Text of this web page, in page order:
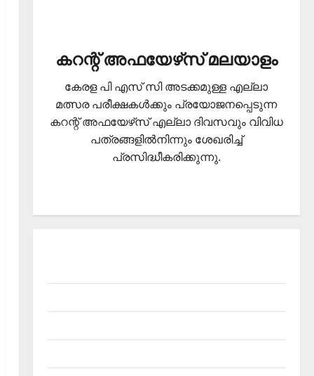
കറന്റ് അഫയേഴ്‌സ് മലയാളം
കേരള പി എസ് സി അടക്കമുള്ള എല്ലാ
മത്സര പരീക്ഷകള്‍ക്കും പ്രയോജനപ്പെടുന്ന
കറന്റ് അഫയേഴ്‌സ് എല്ലാ ദിവസവും വിവിധ
പത്രങ്ങളില്‍നിന്നും ശേഖരിച്ച്
പ്രസിദ്ധീകരിക്കുന്നു.